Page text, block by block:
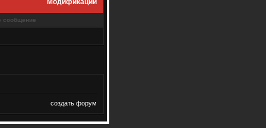
Модификации
сообщение
создать форум